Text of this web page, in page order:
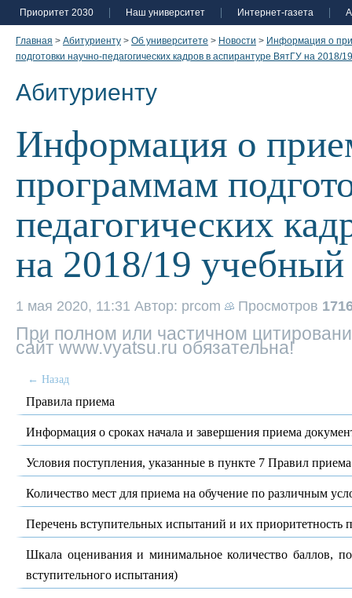
Приоритет 2030 Наш университет Интернет-газета
Главная > Абитуриенту > Об университете > Новости > Информация о
подготовки научно-педагогических кадров в аспирантуре ВятГУ на 2018/
Абитуриенту
Информация о
программам
педагогических
на 2018/19 учебный
1 мая 2020, 11:31 Автор: prcom Просмотров
При полном или частичном
сайт www.vyatsu.ru обязательна!
← Назад
Правила приема
Информация о сроках начала и завершения приема
Условия поступления, указанные в пункте 7 Правил приема
Количество мест для приема на обучение по различным
Перечень вступительных испытаний и их
Шкала оценивания и минимальное количество баллов,
вступительного испытания)